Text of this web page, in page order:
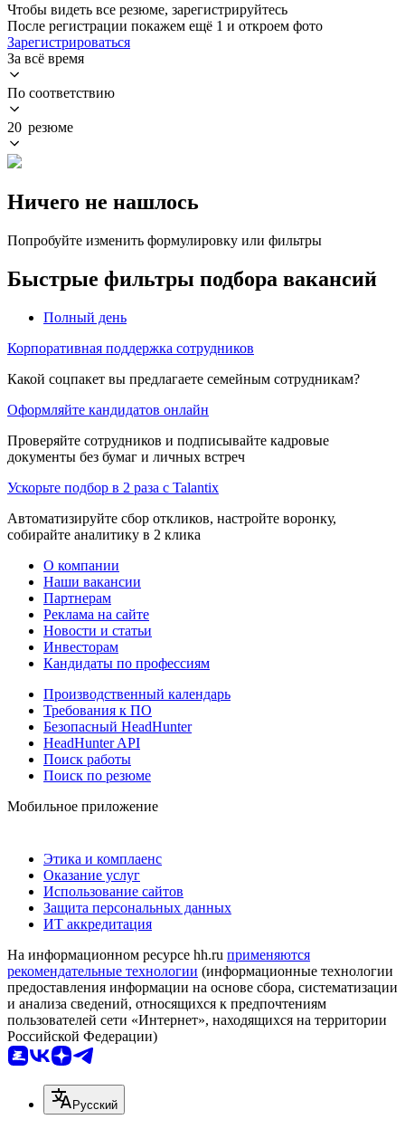
Чтобы видеть все резюме, зарегистрируйтесь
После регистрации покажем ещё 1 и откроем фото
Зарегистрироваться
За всё время
По соответствию
20 резюме
Ничего не нашлось
Попробуйте изменить формулировку или фильтры
Быстрые фильтры подбора вакансий
Полный день
Корпоративная поддержка сотрудников
Какой соцпакет вы предлагаете семейным сотрудникам?
Оформляйте кандидатов онлайн
Проверяйте сотрудников и подписывайте кадровые
документы без бумаг и личных встреч
Ускорьте подбор в 2 раза с Talantix
Автоматизируйте сбор откликов, настройте воронку,
собирайте аналитику в 2 клика
О компании
Наши вакансии
Партнерам
Реклама на сайте
Новости и статьи
Инвесторам
Кандидаты по профессиям
Производственный календарь
Требования к ПО
Безопасный HeadHunter
HeadHunter API
Поиск работы
Поиск по резюме
Мобильное приложение
Этика и комплаенс
Оказание услуг
Использование сайтов
Защита персональных данных
ИТ аккредитация
На информационном ресурсе hh.ru применяются
рекомендательные технологии (информационные технологии
предоставления информации на основе сбора, систематизации
и анализа сведений, относящихся к предпочтениям
пользователей сети «Интернет», находящихся на территории
Российской Федерации)
Русский